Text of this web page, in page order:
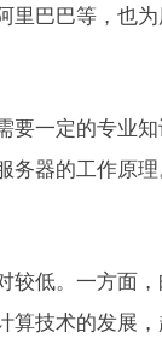
巴巴等，也
一定的专业
器的工作原
低。一方面
算技术的发展